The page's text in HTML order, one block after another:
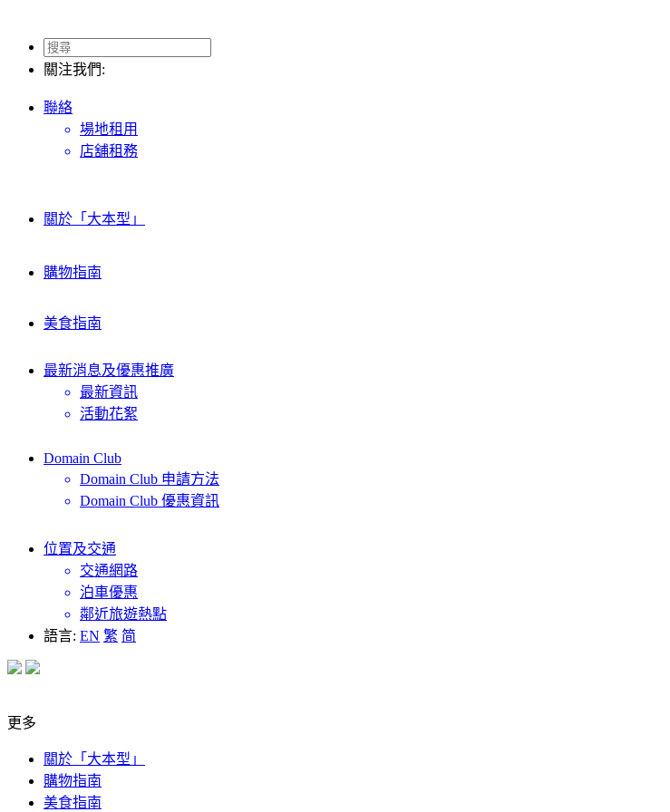
關注我們:
聯絡
場地租用
店舖租務
關於「大本型」
購物指南
美食指南
最新消息及優惠推廣
最新資訊
活動花絮
Domain Club
Domain Club 申請方法
Domain Club 優惠資訊
位置及交通
交通網路
泊車優惠
鄰近旅遊熱點
語言: EN 繁 简
更多
關於「大本型」
購物指南
美食指南